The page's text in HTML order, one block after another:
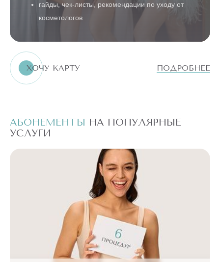
гайды, чек-листы, рекомендации по уходу от
косметологов
ХОЧУ КАРТУ ПОДРОБНЕЕ
АБОНЕМЕНТЫ НА ПОПУЛЯРНЫЕ
УСЛУГИ